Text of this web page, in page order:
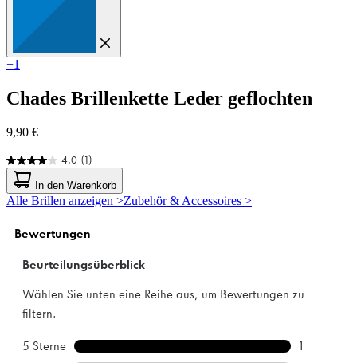
+1
Chades Brillenkette Leder geflochten
9,90 €
4.0 (1)
4.0
von
5
Sternen.
Bewertung
In den Warenkorb
Alle Brillen anzeigen >Zubehör & Accessoires >